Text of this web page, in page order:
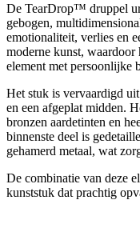
De TearDrop™ druppel
gebogen,
emotionaliteit, verlies en
moderne kunst, waardoor
element met persoonlijke
Het stuk is vervaardigd
en een afgeplat midden.
bronzen aardetinten en
binnenste deel is
gehamerd metaal, wat
De combinatie van deze
kunststuk dat prachtig